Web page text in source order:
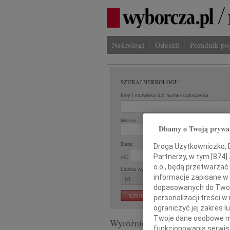
Nekrologi Odeszli Poradnik
SZUKAJ NEKROLOGU
Imię i nazwisko lub numer ogłoszenia:
Miasto:
Data:
od:
Liczba wyników na stronie:
Wyróżnione ogłoszenia:
Dbamy o Twoją
Droga Użytkowniczko,
Partnerzy, w tym [ 874
o.o., będą
informacje zapisane
dopasowanych do
personalizacji treści w
ograniczyć jej zakres
Twoje dane osobowe
funkcjonowania